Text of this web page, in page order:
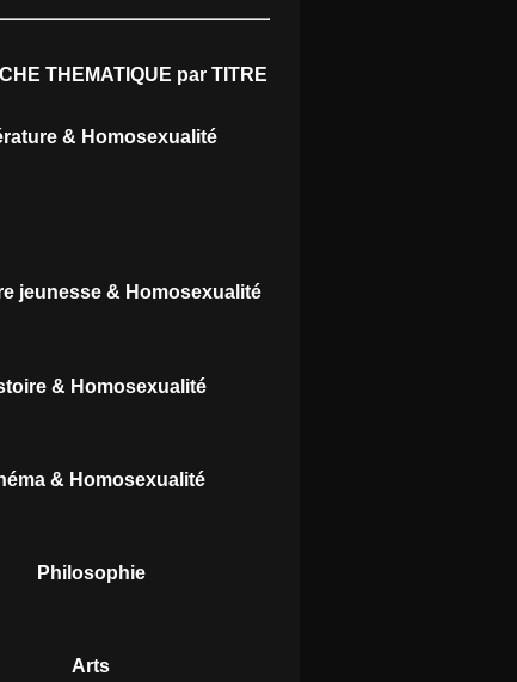
THEMATIQUE par TITRE
& Homosexualité
jeunesse & Homosexualité
& Homosexualité
& Homosexualité
Philosophie
Arts